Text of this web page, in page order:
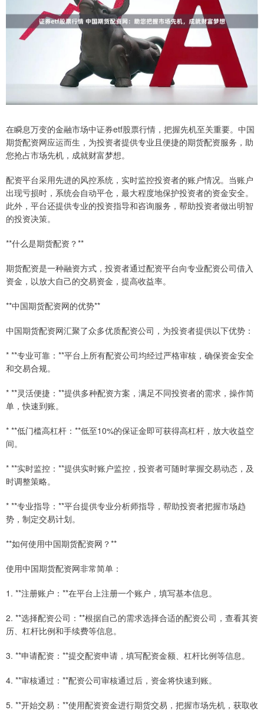
在瞬息万变的金融市场中证券etf股票行情，把握先机至关重要。中国
期货配资网应运而生，为投资者提供专业且便捷的期货配资服务，助
您抢占市场先机，成就财富梦想。
配资平台采用先进的风控系统，实时监控投资者的账户情况。当账户
出现亏损时，系统会自动平仓，最大程度地保护投资者的资金安全。
此外，平台还提供专业的投资指导和咨询服务，帮助投资者做出明智
的投资决策。
**什么是期货配资？**
期货配资是一种融资方式，投资者通过配资平台向专业配资公司借入
资金，以放大自己的交易资金，提高收益率。
**中国期货配资网的优势**
中国期货配资网汇聚了众多优质配资公司，为投资者提供以下优势：
* **专业可靠：**平台上所有配资公司均经过严格审核，确保资金安全
和交易合规。
* **灵活便捷：**提供多种配资方案，满足不同投资者的需求，操作简
单，快速到账。
* **低门槛高杠杆：**低至10%的保证金即可获得高杠杆，放大收益空
间。
* **实时监控：**提供实时账户监控，投资者可随时掌握交易动态，及
时调整策略。
* **专业指导：**平台提供专业分析师指导，帮助投资者把握市场趋
势，制定交易计划。
**如何使用中国期货配资网？**
使用中国期货配资网非常简单：
1. **注册账户：**在平台上注册一个账户，填写基本信息。
2. **选择配资公司：**根据自己的需求选择合适的配资公司，查看其资
历、杠杆比例和手续费等信息。
3. **申请配资：**提交配资申请，填写配资金额、杠杆比例等信息。
4. **审核通过：**配资公司审核通过后，资金将快速到账。
5. **开始交易：**使用配资资金进行期货交易，把握市场先机，获取收